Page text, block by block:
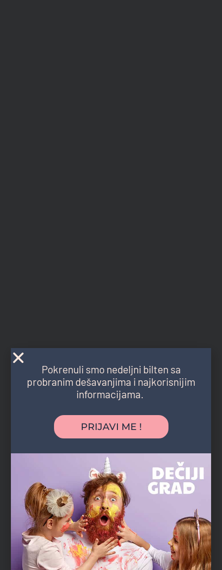
Pokrenuli smo nedeljni bilten sa
probranim dešavanjima i najkorisnijim
informacijama.
PRIJAVI ME !